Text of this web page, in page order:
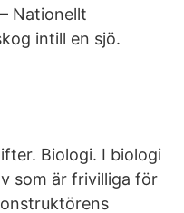
Nationellt
intill en sjö.
Biologi. I biologi
som är frivilliga för